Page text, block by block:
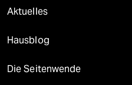
Aktuelles
Hausblog
Die Seitenwende